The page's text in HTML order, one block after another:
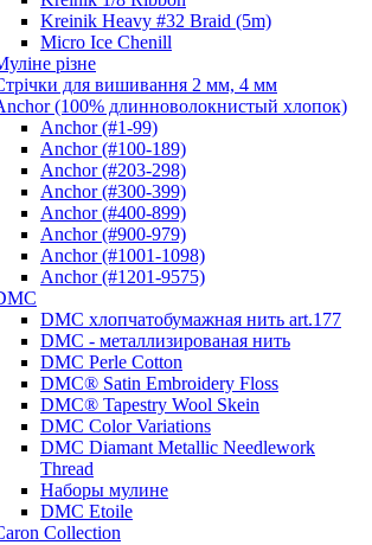
Kreinik Heavy #32 Braid (5m)
Micro Ice Chenill
різне
для вишивання 2 мм, 4 мм
(100% длинноволокнистый хлопок)
Anchor (#1-99)
Anchor (#100-189)
Anchor (#203-298)
Anchor (#300-399)
Anchor (#400-899)
Anchor (#900-979)
Anchor (#1001-1098)
Anchor (#1201-9575)
DMC хлопчатобумажная нить art.177
DMC - металлизированая нить
DMC Perle Cotton
DMC® Satin Embroidery Floss
DMC® Tapestry Wool Skein
DMC Color Variations
DMC Diamant Metallic Needlework
Thread
Наборы мулине
DMC Etoile
Collection